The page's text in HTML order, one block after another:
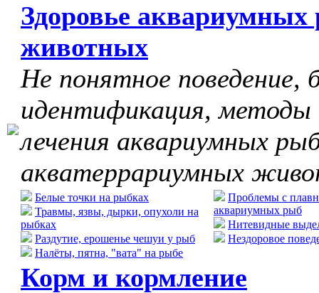
Здоровье
животных
Не понятное поведение,
идентификация, методы
лечения аквариумных
акватеррариумных
Белые точки на рыбках
Травмы, язвы, дырки, опухоли на
рыбках
Раздутие, ерошенье чешуи у рыб
Налёты, пятна, "вата" на рыбе
Проблемы с
аквариумных рыб
Нитевидные
Нездоровое
Корм и кормление